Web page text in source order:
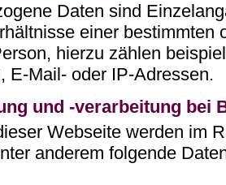
Daten sind
einer bestimmten
hierzu zählen
E-Mail- oder IP-Adressen.
und -verarbeitung bei
Webseite werden im
anderem folgende